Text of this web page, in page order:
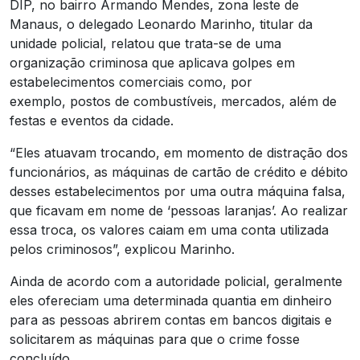
DIP, no bairro Armando Mendes, zona leste de
Manaus, o delegado Leonardo Marinho, titular da
unidade policial, relatou que trata-se de uma
organização criminosa que aplicava golpes em
estabelecimentos comerciais como, por
exemplo, postos de combustíveis, mercados, além de
festas e eventos da cidade.
“Eles atuavam trocando, em momento de distração dos
funcionários, as máquinas de cartão de crédito e débito
desses estabelecimentos por uma outra máquina falsa,
que ficavam em nome de ‘pessoas laranjas’. Ao realizar
essa troca, os valores caiam em uma conta utilizada
pelos criminosos”, explicou Marinho.
Ainda de acordo com a autoridade policial, geralmente
eles ofereciam uma determinada quantia em dinheiro
para as pessoas abrirem contas em bancos digitais e
solicitarem as máquinas para que o crime fosse